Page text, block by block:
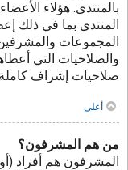
بالمنتدى. هؤلاء
المنتدى بما في ذلك
المجموعات
والصلاحيات التي
صلاحيات إشراف كاملة
أعلى
من هم المشرفون؟
المشرفون هم أفراد